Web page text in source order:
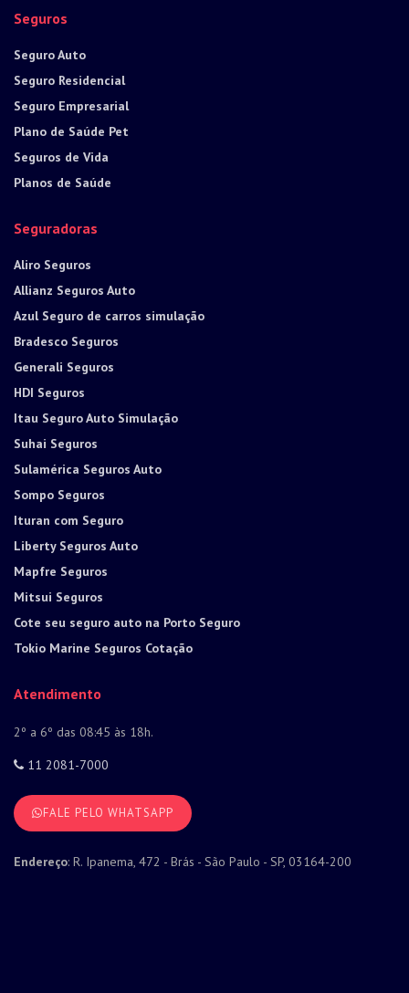
Seguros
Seguro Auto
Seguro Residencial
Seguro Empresarial
Plano de Saúde Pet
Seguros de Vida
Planos de Saúde
Seguradoras
Aliro Seguros
Allianz Seguros Auto
Azul Seguro de carros simulação
Bradesco Seguros
Generali Seguros
HDI Seguros
Itau Seguro Auto Simulação
Suhai Seguros
Sulamérica Seguros Auto
Sompo Seguros
Ituran com Seguro
Liberty Seguros Auto
Mapfre Seguros
Mitsui Seguros
Cote seu seguro auto na Porto Seguro
Tokio Marine Seguros Cotação
Atendimento
2º a 6º das 08:45 às 18h.
11 2081-7000
FALE PELO WHATSAPP
Endereço: R. Ipanema, 472 - Brás - São Paulo - SP, 03164-200